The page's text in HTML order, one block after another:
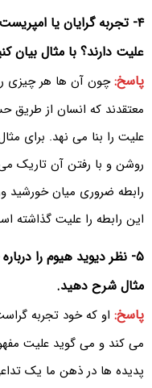
۴- تجربه گرایان یا
علیت دارند؟ با مثال بیان
پاسخ:چون آن ها هر چیزی
معتقدند که انسان از طریق
علیت را بنا می نهد. برای
روشن و با رفتن آن تاریک
رابطه ضروری میان خورشید
این رابطه را علیت گذاشته
۵- نظر دیوید هیوم را
مثال شرح دهید.
پاسخ: او که خود تجربه
می کند و می گوید علیت
پدیده ها در ذهن ما یک